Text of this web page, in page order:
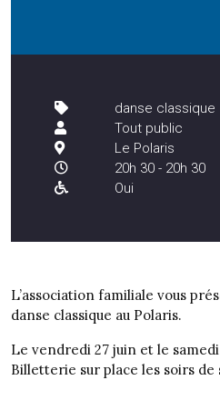
danse classique
Tout public
Le Polaris
20h 30 - 20h 30
Oui
L’association familiale vous
danse classique au Polaris.
Le vendredi 27 juin et le
Billetterie sur place les soirs de